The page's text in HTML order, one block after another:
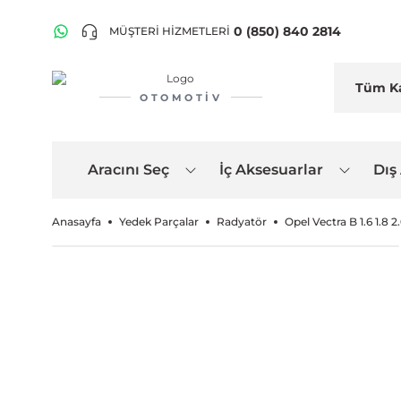
MÜŞTERİ HİZMETLERİ 0 (850) 840 2814
OTOMOTIV
Aracını Seç İç Aksesuarlar
Anasayfa Yedek Parçalar Radyatör Opel Vectra B 1.6 1.8